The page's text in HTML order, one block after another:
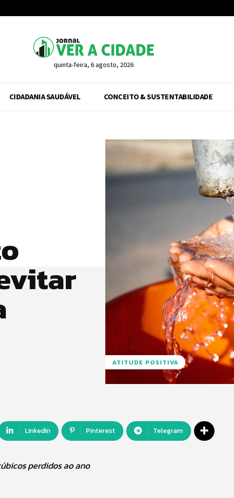
quinta-feira, 6 agosto, 2026
CIDADANIA SAUDÁVEL CONCEITO & SUSTENTABILIDADE
ATITUDE POSITIVA
Linkedin Pinterest Telegram
perdidos ao ano